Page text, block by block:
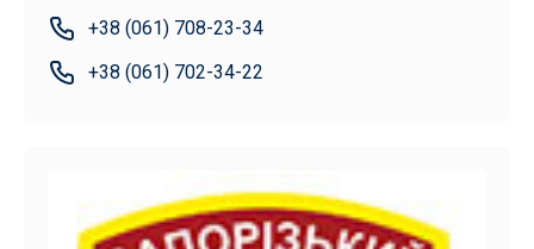
+38 (061) 708-23-34
+38 (061) 702-34-22